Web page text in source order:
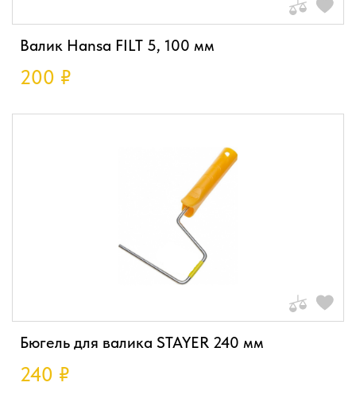
Валик Hansa FILT 5, 100 мм
200 ₽
Бюгель для валика STAYER 240 мм
240 ₽